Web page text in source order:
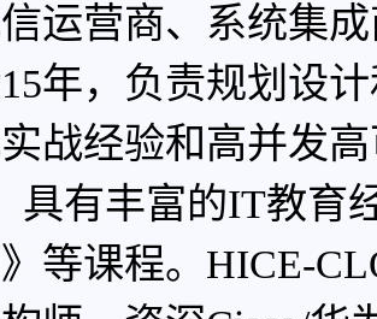
贵阳
运营商、系统集
年，负责规划设
战经验和高并发
具有丰富的IT教育
等课程。HICE-